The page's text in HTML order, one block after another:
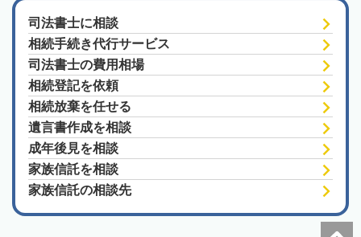
司法書士に相談
相続手続き代行サービス
司法書士の費用相場
相続登記を依頼
相続放棄を任せる
遺言書作成を相談
成年後見を相談
家族信託を相談
家族信託の相談先